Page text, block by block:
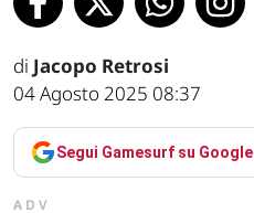
di Jacopo Retrosi
04 Agosto 2025 08:37
Segui Gamesurf su Google
ADV